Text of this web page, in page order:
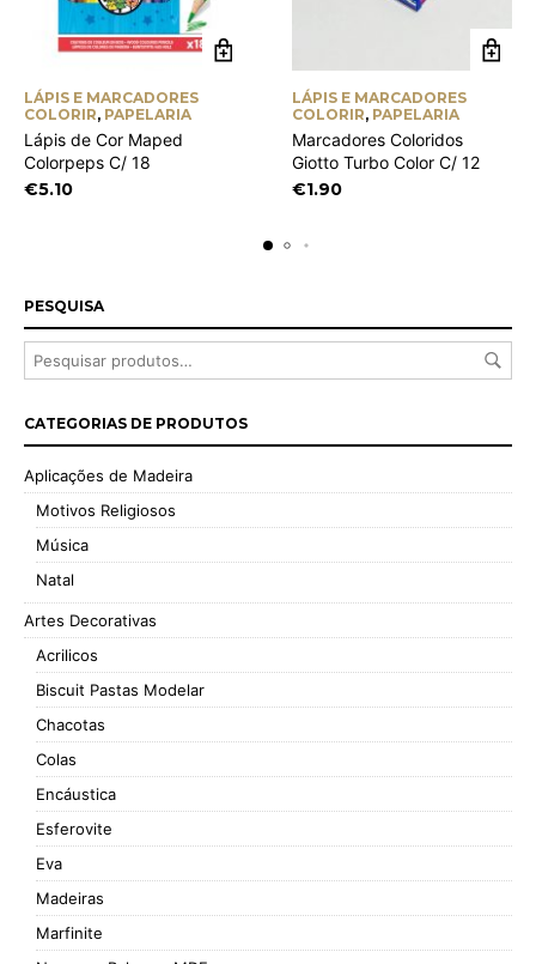
LÁPIS E MARCADORES
COLORIR, PAPELARIA
Lápis de Cor Maped
Colorpeps C/ 18
€5.10
LÁPIS E MARCADORES
COLORIR, PAPELARIA
Marcadores Coloridos
Giotto Turbo Color C/ 12
€1.90
PESQUISA
CATEGORIAS DE PRODUTOS
Aplicações de Madeira
Motivos Religiosos
Música
Natal
Artes Decorativas
Acrilicos
Biscuit Pastas Modelar
Chacotas
Colas
Encáustica
Esferovite
Eva
Madeiras
Marfinite